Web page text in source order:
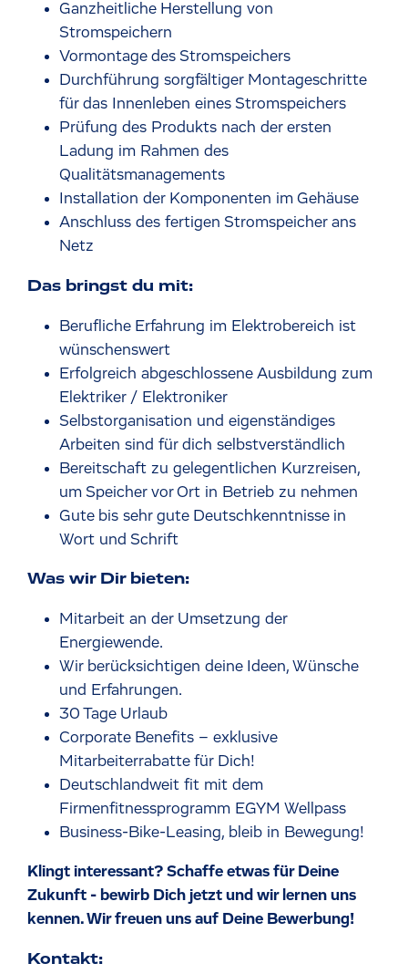
Ganzheitliche Herstellung von
Stromspeichern
Vormontage des Stromspeichers
Durchführung sorgfältiger Montageschritte
für das Innenleben eines Stromspeichers
Prüfung des Produkts nach der ersten
Ladung im Rahmen des
Qualitätsmanagements
Installation der Komponenten im Gehäuse
Anschluss des fertigen Stromspeicher ans
Netz
Das bringst du mit:
Berufliche Erfahrung im Elektrobereich ist
wünschenswert
Erfolgreich abgeschlossene Ausbildung zum
Elektriker / Elektroniker
Selbstorganisation und eigenständiges
Arbeiten sind für dich selbstverständlich
Bereitschaft zu gelegentlichen Kurzreisen,
um Speicher vor Ort in Betrieb zu nehmen
Gute bis sehr gute Deutschkenntnisse in
Wort und Schrift
Was wir Dir bieten:
Mitarbeit an der Umsetzung der
Energiewende.
Wir berücksichtigen deine Ideen, Wünsche
und Erfahrungen.
30 Tage Urlaub
Corporate Benefits – exklusive
Mitarbeiterrabatte für Dich!
Deutschlandweit fit mit dem
Firmenfitnessprogramm EGYM Wellpass
Business-Bike-Leasing, bleib in Bewegung!
Klingt interessant? Schaffe etwas für Deine
Zukunft - bewirb Dich jetzt und wir lernen uns
kennen. Wir freuen uns auf Deine Bewerbung!
Kontakt: